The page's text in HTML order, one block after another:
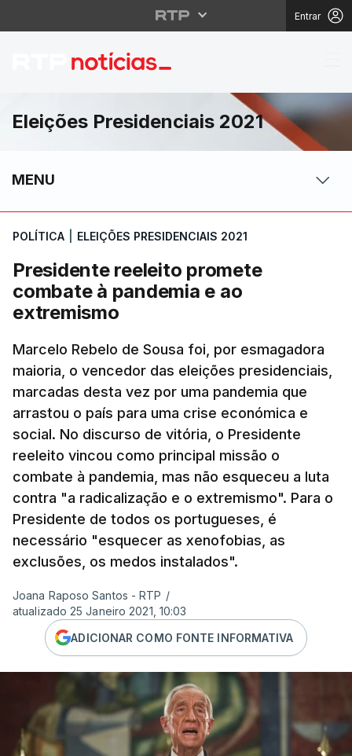
Entrar
Presidente reeleito
Eleições Presidenciais 2021
MENU
POLÍTICA ELEIÇÕES PRESIDENCIAIS 2021
Presidente reeleito promete
combate à pandemia e ao
extremismo
Marcelo Rebelo de Sousa foi, por esmagadora
maioria, o vencedor das eleições presidenciais,
marcadas desta vez por uma pandemia que
arrastou o país para uma crise económica e
social. No discurso de vitória, o Presidente
reeleito vincou como principal missão o
combate à pandemia, mas não esqueceu a luta
contra "a radicalização e o extremismo". Para o
Presidente de todos os portugueses, é
necessário "esquecer as xenofobias, as
exclusões, os medos instalados".
Joana Raposo Santos - RTP /
atualizado 25 Janeiro 2021, 10:03
ADICIONAR COMO FONTE INFORMATIVA